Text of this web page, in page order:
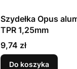
Szydełka Opus
TPR 1,25mm
Cena
9,74 zł
Do koszyka